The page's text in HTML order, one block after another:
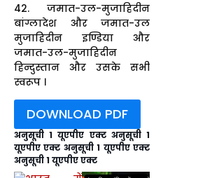
42. जमात-उल-मुजाहिदीन
बांग्लादेश और जमात-उल
मुजाहिदीन इण्डिया और
जमात-उल-मुजाहिदीन
हिन्दुस्तान और उसके सभी
स्वरूप ।
DOWNLOAD PDF
अनुसूची 1 यूएपीए एक्ट अनुसूची 1
यूएपीए एक्ट अनुसूची 1 यूएपीए एक्ट
अनुसूची 1 यूएपीए एक्ट